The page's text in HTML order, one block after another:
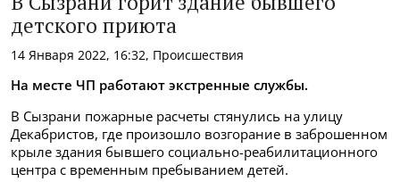
детского приюта
14 Января 2022, 16:32, Происшествия
На месте ЧП работают экстренные службы.
В Сызрани пожарные расчеты стянулись на улицу
Декабристов, где произошло возгорание в заброшенном
крыле здания бывшего социально-реабилитационного
центра с временным пребыванием детей.